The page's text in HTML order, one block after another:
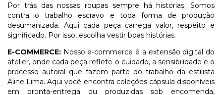
Por trás das nossas roupas sempre há histórias. Somos
contra o trabalho escravo e toda forma de produção
desumanizada. Aqui cada peça carrega valor, respeito e
significado. Por isso, escolha vestir boas histórias.
E-COMMERCE: Nosso e-commerce é a extensão digital do
atelier, onde cada peça reflete o cuidado, a sensibilidade e o
processo autoral que fazem parte do trabalho da estilista
Aline Lima. Aqui você encontra coleções cápsula disponíveis
em pronta-entrega ou produzidas sob encomenda,